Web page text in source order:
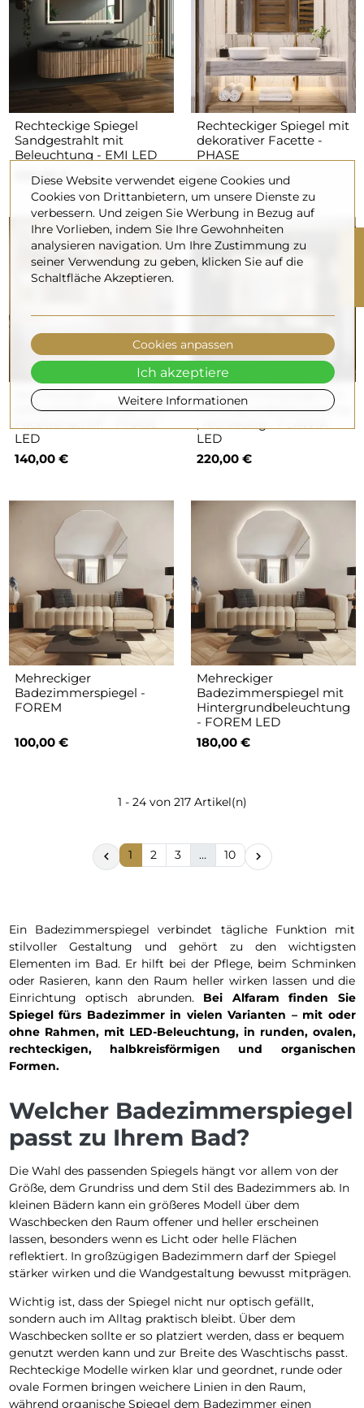
Rechteckige Spiegel
Sandgestrahlt mit
Beleuchtung - EMI LED
220,00 €
Rechteckiger Spiegel mit
dekorativer Facette -
PHASE
90,00 €
Rechteckiger
beleuchteter Spiegel mit
LED
140,00 €
Badezimmerspiegel mit
Hintergrundbeleuchtung
LED
220,00 €
Mehreckiger
Badezimmerspiegel -
FOREM
100,00 €
Mehreckiger
Badezimmerspiegel mit
Hintergrundbeleuchtung
- FOREM LED
180,00 €
1 - 24 von 217 Artikel(n)
 1 2 3 … 10 
Ein Badezimmerspiegel verbindet tägliche Funktion mit
stilvoller Gestaltung und gehört zu den wichtigsten
Elementen im Bad. Er hilft bei der Pflege, beim Schminken
oder Rasieren, kann den Raum heller wirken lassen und die
Einrichtung optisch abrunden. Bei Alfaram finden Sie
Spiegel fürs Badezimmer in vielen Varianten – mit oder
ohne Rahmen, mit LED-Beleuchtung, in runden, ovalen,
rechteckigen, halbkreisförmigen und organischen
Formen.
Welcher Badezimmerspiegel
passt zu Ihrem Bad?
Die Wahl des passenden Spiegels hängt vor allem von der
Größe, dem Grundriss und dem Stil des Badezimmers ab. In
kleinen Bädern kann ein größeres Modell über dem
Waschbecken den Raum offener und heller erscheinen
lassen, besonders wenn es Licht oder helle Flächen
reflektiert. In großzügigen Badezimmern darf der Spiegel
stärker wirken und die Wandgestaltung bewusst mitprägen.
Wichtig ist, dass der Spiegel nicht nur optisch gefällt,
sondern auch im Alltag praktisch bleibt. Über dem
Waschbecken sollte er so platziert werden, dass er bequem
genutzt werden kann und zur Breite des Waschtischs passt.
Rechteckige Modelle wirken klar und geordnet, runde oder
ovale Formen bringen weichere Linien in den Raum,
während organische Spiegel dem Badezimmer einen
Diese Website verwendet eigene Cookies und
Cookies von Drittanbietern, um unsere Dienste zu
verbessern. Und zeigen Sie Werbung in Bezug auf
Ihre Vorlieben, indem Sie Ihre Gewohnheiten
analysieren navigation. Um Ihre Zustimmung zu
seiner Verwendung zu geben, klicken Sie auf die
Schaltfläche Akzeptieren.
Weitere Informationen
Cookies anpassen
Ich akzeptiere